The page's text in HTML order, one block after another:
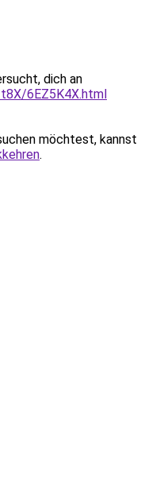
dich an
6EZ5K4X.html
möchtest, kannst
.